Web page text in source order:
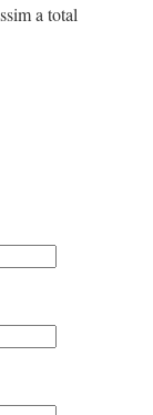
a total